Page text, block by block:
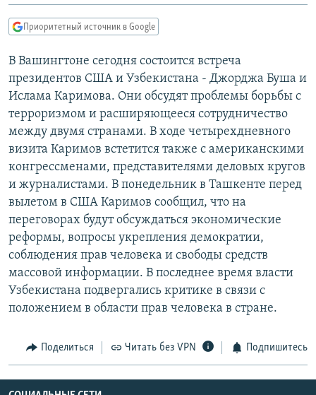
Вернутся
КАВКАЗ.РЕАЛИИ
СИБИРЬ.РЕАЛИИ
РАСПИСАНИЕ ВЕЩАНИЯ
ПОДПИШИТЕСЬ НА РАССЫЛКУ
СОЦИАЛЬНЫЕ СЕТИ
Все сайты РСЕ/РС
Приоритетный источник в Google
В Вашингтоне сегодня состоится встреча
президентов США и Узбекистана - Джорджа Буша и
Ислама Каримова. Они обсудят проблемы борьбы с
терроризмом и расширяющееся сотрудничество
между двумя странами. В ходе четырехдневного
визита Каримов встетится также с американскими
конгрессменами, представителями деловых кругов
и журналистами. В понедельник в Ташкенте перед
вылетом в США Каримов сообщил, что на
переговорах будут обсуждаться экономические
реформы, вопросы укрепления демократии,
соблюдения прав человека и свободы средств
массовой информации. В последнее время власти
Узбекистана подвергались критике в связи с
положением в области прав человека в стране.
Поделиться Читать без VPN Подпишитесь